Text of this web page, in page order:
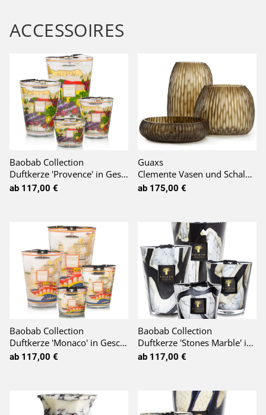
Möbel
Lampen
Tische
ACCESSOIRES
Baobab Collection
Duftkerze 'Provence' in Geschenkbox LIMITED EDITION
ab 117,00 €
Guaxs
Clemente Vasen und Schale smokegrey / dark smokegrey
ab 175,00 €
Baobab Collection
Duftkerze 'Monaco' in Geschenkbox LIMITED EDI>TION
ab 117,00 €
Baobab Collection
Duftkerze 'Stones Marble' in Geschenkbox
ab 117,00 €